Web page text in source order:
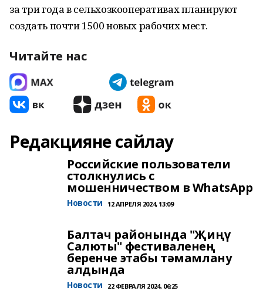
за три года в сельхозкооперативах планируют
создать почти 1500 новых рабочих мест.
Читайте нас
Редакцияне сайлау
Российские пользователи
столкнулись с
мошенничеством в WhatsApp
Новости 12 АПРЕЛЯ 2024, 13:09
Балтач районында "Җиңү
Салюты" фестиваленең
беренче этабы тәмамлану
алдында
Новости 22 ФЕВРАЛЯ 2024, 06:25